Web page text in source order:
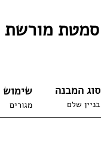
סמטת מורשת
שימוש
מגורים
סוג המבנה
בניין שלם